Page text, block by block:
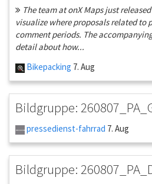
The team at onX Maps just
visualize where proposals related to
comment periods. The
detail about how...
Bikepacking 7. Aug
Bildgruppe:
pressedienst-fahrrad 7. Aug
Bildgruppe: